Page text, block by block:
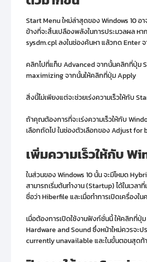
Start Menu ใหม่ล่าสุดของ Windows 10 อ
ข้างที่จะสิ้นเปลืองพลังในการประมวลผล
sysdm.cpl ลงในช่องค้นหา แล้วกด Enter
คลิกไปที่แท็บ Advanced จากนั้นคลิกที่ปุ่ม
maximizing จากนั้นให้คลิกที่ปุ่ม Apply
สิ่งนี้ไม่เพียงแต่จะช่วยเร่งความเร็วให้กับ
ถ้าคุณต้องการที่จะเร่งความเร็วให้กับ
เลือกถัดไป ในช่องตัวเลือกของ Adjust
เพิ่มความเร็วให้กับ
ในส่วนของ Windows 10 นั้น จะมีโหมด
สามารถเริ่มต้นทำงาน (Startup) ได้ในเวล
ชื่อว่า Hiberfile และเมื่อทำการเปิดเครื่องใ
เมื่อต้องการเปิดใช้งานฟังก์ชั่นนี้ ให้คลิกที่ปุ่
Hardware and Sound ซึ่งหน้าใหม่ควรจ
currently unavailable และในขั้นตอนสุดท้